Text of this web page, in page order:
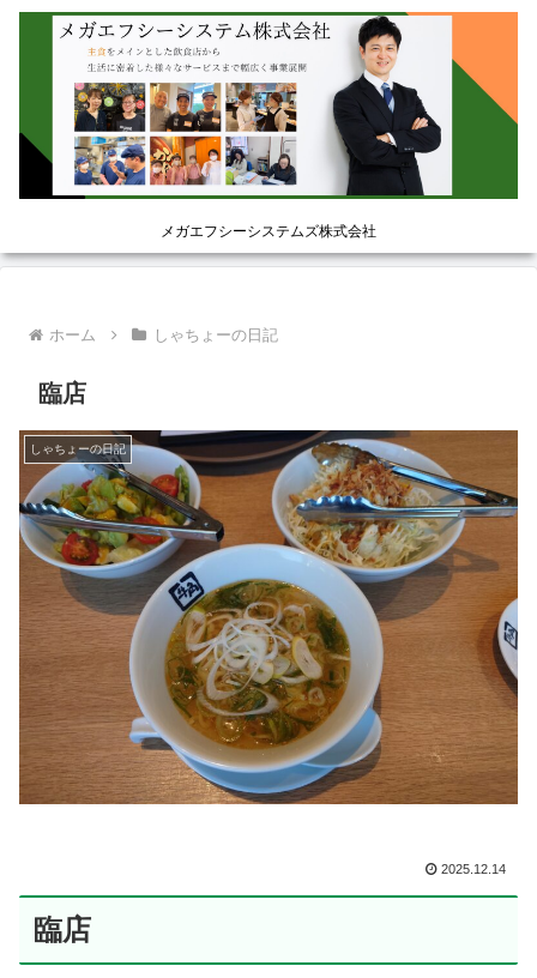
メガエフシーシステムズ株式会社
ホーム しゃちょーの日記
臨店
しゃちょーの日記
2025.12.14
臨店